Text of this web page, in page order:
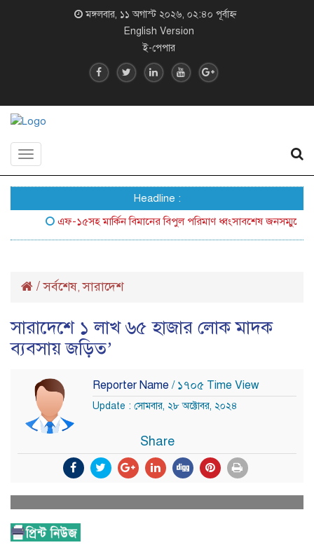
মঙ্গলবার, ১১ অগাস্ট ২০২৬, ০২:৪০ পূর্বাহ্ন
English Version
ই-পেপার
Toggle
Headline :
এফ-১৫সহ মার্কিন বিমানের বিপুল পরিমাণ ধ্বংসাবশেষ জনসম্মুখে আনল
/সর্বশেষ,সারাদেশ
সারাদেশে ১ লাখ ৬৫ হাজার লোক মাদক
ব্যবসায় জড়িত’
Reporter Name / ১৭০৫ Time View
Update : সোমবার, ২৮ অক্টোবর, ২০২৪
Share